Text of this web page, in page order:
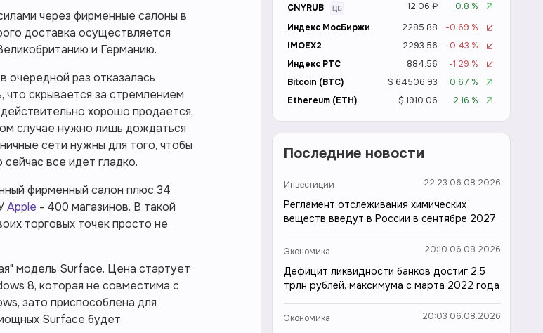
через фирменные салоны в
доставка осуществляется
и Германию.
очередной раз отказалась
скрывается за стремлением
хорошо продается,
случае нужно лишь дождаться
сети нужны для того, чтобы
все идет гладко.
фирменный салон плюс 34
Apple - 400 магазинов. В такой
торговых точек просто не
модель Surface. Цена стартует
8, которая не совместима с
зато приспособлена для
Surface будет
CNYRUB
12.06 ₽
0.8 %
Индекс МосБиржи
2285.88
-0.69 %
IMOEX2
2293.56
-0.43 %
Индекс РТС
884.56
-1.29 %
Bitcoin (BTC)
$ 64506.93
0.67 %
Ethereum (ETH)
$ 1910.06 2.16 %
Последние новости
Инвестиции 22:23 06.08.2026
Регламент отслеживания химических
веществ введут в России в сентябре 2027
Экономика 20:10 06.08.2026
Дефицит ликвидности банков достиг 2,5
трлн рублей, максимума с марта 2022 года
Экономика 20:03 06.08.2026